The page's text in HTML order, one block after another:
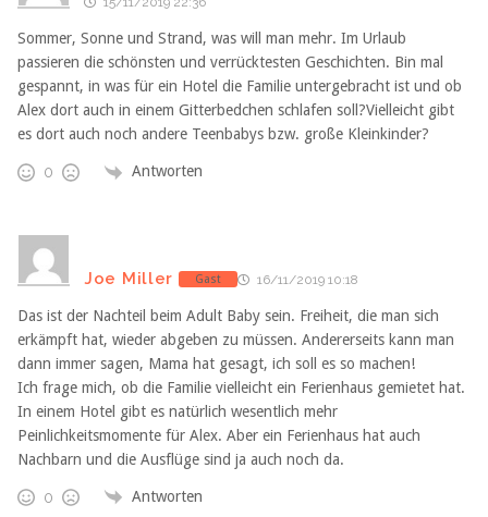
Sommer, Sonne und Strand, was will man mehr. Im Urlaub
passieren die schönsten und verrücktesten Geschichten. Bin mal
gespannt, in was für ein Hotel die Familie untergebracht ist und ob
Alex dort auch in einem Gitterbedchen schlafen soll?Vielleicht gibt
es dort auch noch andere Teenbabys bzw. große Kleinkinder?
0 Antworten
Joe Miller Gast 16/11/2019 10:18
Das ist der Nachteil beim Adult Baby sein. Freiheit, die man sich
erkämpft hat, wieder abgeben zu müssen. Andererseits kann man
dann immer sagen, Mama hat gesagt, ich soll es so machen!
Ich frage mich, ob die Familie vielleicht ein Ferienhaus gemietet hat.
In einem Hotel gibt es natürlich wesentlich mehr
Peinlichkeitsmomente für Alex. Aber ein Ferienhaus hat auch
Nachbarn und die Ausflüge sind ja auch noch da.
0 Antworten